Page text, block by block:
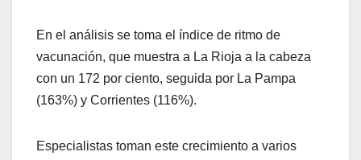
En el análisis se toma el índice de ritmo de
vacunación, que muestra a La Rioja a la cabeza
con un 172 por ciento, seguida por La Pampa
(163%) y Corrientes (116%).
Especialistas toman este crecimiento a varios